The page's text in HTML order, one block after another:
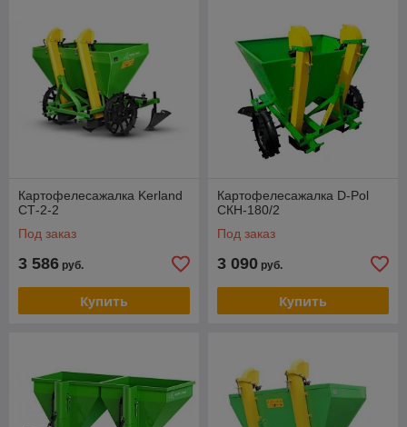
Картофелесажалка Kerland
СТ-2-2
Под заказ
3 586 руб.
Купить
Картофелесажалка D-Pol
СКН-180/2
Под заказ
3 090 руб.
Купить